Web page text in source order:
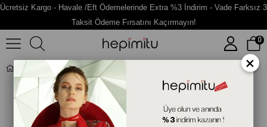
Ücretsiz Kargo - Havale /Eft Ödemelerinde Extra %3 İndirim - Vade Farksız 3
Taksit Ödeme Fırsatını Kaçırmayın!
0
Güneş Figürlü Gümüş Kolye ×